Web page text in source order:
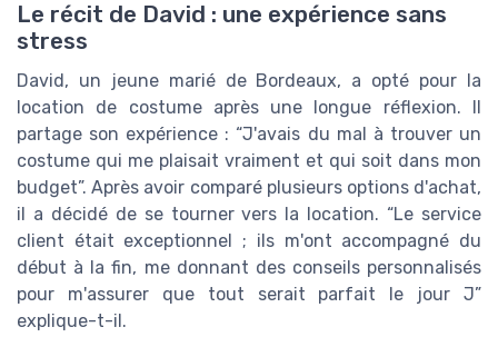
Le récit de David : une expérience sans
stress
David, un jeune marié de Bordeaux, a opté pour la
location de costume après une longue réflexion. Il
partage son expérience : “J'avais du mal à trouver un
costume qui me plaisait vraiment et qui soit dans mon
budget”. Après avoir comparé plusieurs options d'achat,
il a décidé de se tourner vers la location. “Le service
client était exceptionnel ; ils m'ont accompagné du
début à la fin, me donnant des conseils personnalisés
pour m'assurer que tout serait parfait le jour J”
explique-t-il.